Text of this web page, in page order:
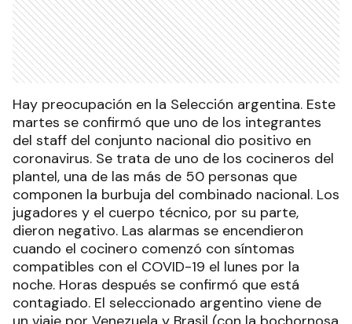
Hay preocupación en la Selección argentina. Este
martes se confirmó que uno de los integrantes
del staff del conjunto nacional dio positivo en
coronavirus. Se trata de uno de los cocineros del
plantel, una de las más de 50 personas que
componen la burbuja del combinado nacional. Los
jugadores y el cuerpo técnico, por su parte,
dieron negativo. Las alarmas se encendieron
cuando el cocinero comenzó con síntomas
compatibles con el COVID-19 el lunes por la
noche. Horas después se confirmó que está
contagiado. El seleccionado argentino viene de